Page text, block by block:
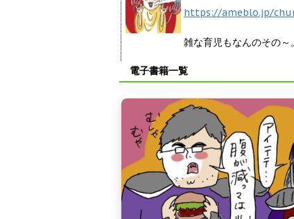
https://ameblo.jp/
雑な育児もなんのその～
電子書籍一覧